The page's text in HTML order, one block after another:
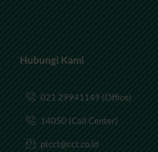
Hubungi Kami
021 29941149 (Office)
14050 (Call Center)
ptcct@cct.co.id